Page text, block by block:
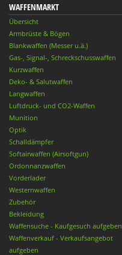
WAFFENMARKT
Übersicht
Armbrüste & Bögen
Blankwaffen (Messer u.ä.)
Gas-, Signal-, Schreckschusswaffen
Kurzwaffen
Deko- & Salutwaffen
Langwaffen
Luftdruck- und CO2-Waffen
Munition
Optik
Schalldämpfer
Softairwaffen (Airsoftgun)
Ordonnanzwaffen
Vorderlader
Westernwaffen
Zubehör
Bekleidung
Waffensuche - Kaufgesuch aufgeben
Waffenverkauf - Verkaufsangebot
aufgeben